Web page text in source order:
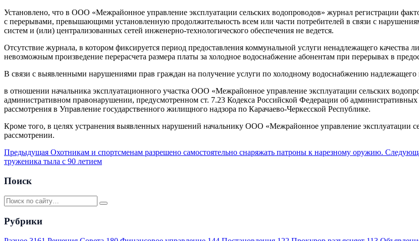
Установлено, что в ООО «Межрайонное управление эксплуатации сельских водопроводов» журнал регистрации
с перерывами, превышающими установленную продолжительность всем или части потребителей в связи с
систем и (или) централизованных сетей инженерно-технологического обеспечения не ведется.
Отсутствие журнала, в котором фиксируется период предоставления коммунальной услуги ненадлежащего качества
невозможным произведение перерасчета размера платы за холодное водоснабжение абонентам при перерывах в
В связи с выявленными нарушениями прав граждан на получение услуги по холодному водоснабжению
в отношении начальника эксплуатационного участка ООО «Межрайонное управление эксплуатации сельских
административном правонарушении, предусмотренном ст. 7.23 Кодекса Российской Федерации об
рассмотрения в Управление государственного жилищного надзора по Карачаево-Черкесской Республике.
Кроме того, в целях устранения выявленных нарушений начальнику ООО «Межрайонное управление эксплуатации
рассмотрении.
Предыдущая Охотникам и спортсменам разрешено самостоятельно снаряжать патроны к нарезному оружию.
труженика тыла с 90 летием
Поиск
Рубрики